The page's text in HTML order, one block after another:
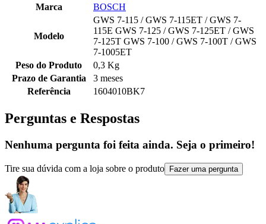
Marca
BOSCH
Modelo
GWS 7-115 / GWS 7-115ET / GWS 7-
115E GWS 7-125 / GWS 7-125ET / GWS
7-125T GWS 7-100 / GWS 7-100T / GWS
7-1005ET
Peso do Produto
0,3 Kg
Prazo de Garantia
3 meses
Referência
1604010BK7
Perguntas e Respostas
Nenhuma pergunta foi feita ainda. Seja o primeiro!
Tire sua dúvida com a loja sobre o produto Fazer uma pergunta